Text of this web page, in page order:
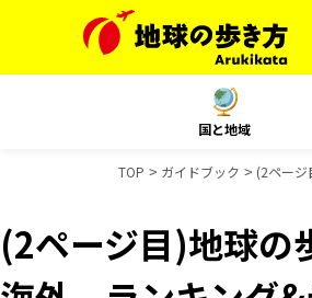
国と地域
TOP ガイドブック (2ページ
(2ページ目)地球の